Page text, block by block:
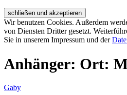
Wir benutzen Cookies. Außerdem
von Diensten Dritter gesetzt.
Sie in unserem Impressum und der
Anhänger: Ort:
Gaby